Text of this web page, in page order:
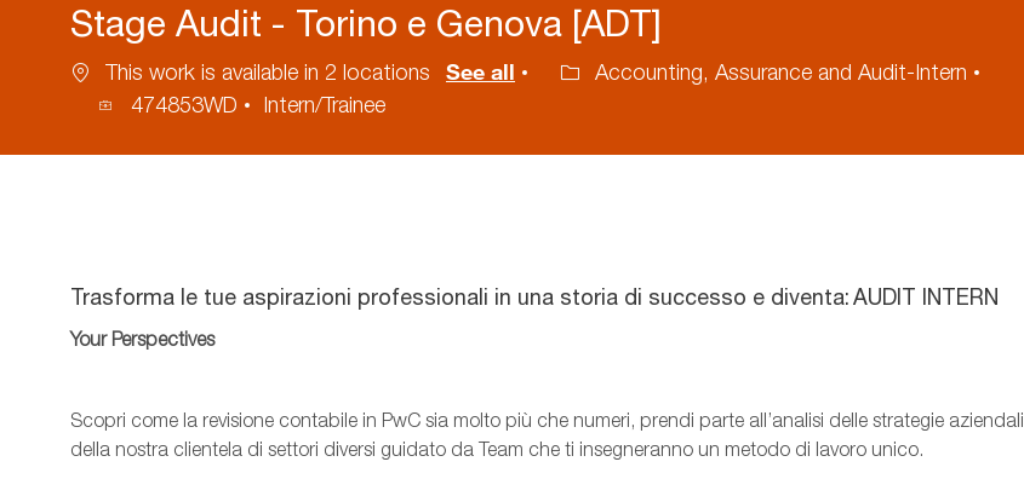
Stage Audit - Torino e Genova [ADT]
This work is available in 2 locations See all Accounting, Assurance and Audit-Intern
ID
474853WD Intern/Trainee
Trasforma le tue aspirazioni professionali in una storia di successo e diventa: AUDIT INTERN
Your Perspectives
Scopri come la revisione contabile in PwC sia molto più che numeri, prendi parte all’analisi delle strategie aziendali
della nostra clientela di settori diversi guidato da Team che ti insegneranno un metodo di lavoro unico.